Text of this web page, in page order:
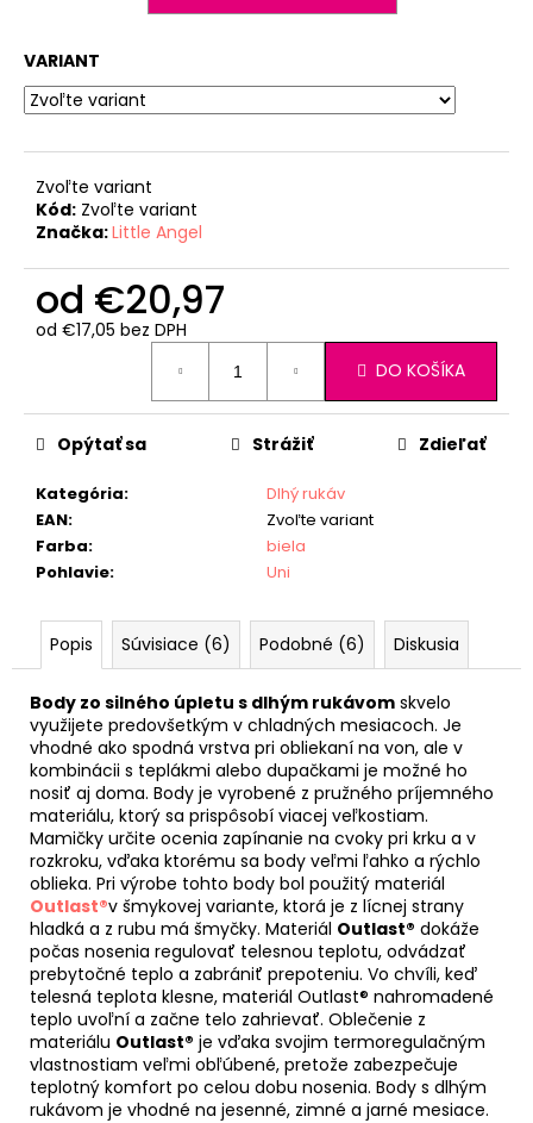
VARIANT
Zvoľte variant
Kód: Zvoľte variant
Značka:Little Angel
od €20,97
od €17,05 bez DPH
DO KOŠÍKA
Kategória:
Dlhý rukáv
EAN:
Zvoľte variant
Farba:
biela
Pohlavie: Uni
Opýtať sa Strážiť Zdieľať
Popis Súvisiace (6) Podobné (6) Diskusia
Body zo silného úpletu s dlhým rukávom skvelo
využijete predovšetkým v chladných mesiacoch. Je
vhodné ako spodná vrstva pri obliekaní na von, ale v
kombinácii s teplákmi alebo dupačkami je možné ho
nosiť aj doma. Body je vyrobené z pružného príjemného
materiálu, ktorý sa prispôsobí viacej veľkostiam.
Mamičky určite ocenia zapínanie na cvoky pri krku a v
rozkroku, vďaka ktorému sa body veľmi ľahko a rýchlo
oblieka. Pri výrobe tohto body bol použitý materiál
Outlast®v šmykovej variante, ktorá je z lícnej strany
hladká a z rubu má šmyčky. Materiál Outlast® dokáže
počas nosenia regulovať telesnou teplotu, odvádzať
prebytočné teplo a zabrániť prepoteniu. Vo chvíli, keď
telesná teplota klesne, materiál Outlast® nahromadené
teplo uvoľní a začne telo zahrievať. Oblečenie z
materiálu Outlast® je vďaka svojim termoregulačným
vlastnostiam veľmi obľúbené, pretože zabezpečuje
teplotný komfort po celou dobu nosenia. Body s dlhým
rukávom je vhodné na jesenné, zimné a jarné mesiace.